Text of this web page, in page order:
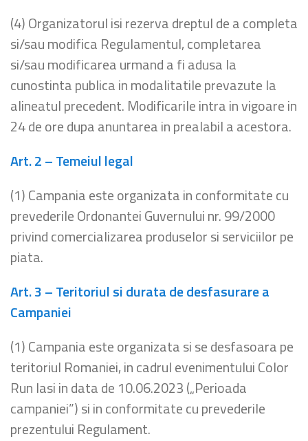
(4) Organizatorul isi rezerva dreptul de a completa
si/sau modifica Regulamentul, completarea
si/sau modificarea urmand a fi adusa la
cunostinta publica in modalitatile prevazute la
alineatul precedent. Modificarile intra in vigoare in
24 de ore dupa anuntarea in prealabil a acestora.
Art. 2 – Temeiul legal
(1) Campania este organizata in conformitate cu
prevederile Ordonantei Guvernului nr. 99/2000
privind comercializarea produselor si serviciilor pe
piata.
Art. 3 – Teritoriul si durata de desfasurare a
Campaniei
(1) Campania este organizata si se desfasoara pe
teritoriul Romaniei, in cadrul evenimentului Color
Run Iasi in data de 10.06.2023 („Perioada
campaniei”) si in conformitate cu prevederile
prezentului Regulament.